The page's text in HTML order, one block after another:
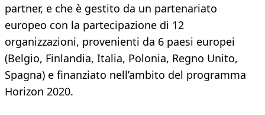
partner, e che è gestito da un partenariato
europeo con la partecipazione di 12
organizzazioni, provenienti da 6 paesi europei
(Belgio, Finlandia, Italia, Polonia, Regno Unito,
Spagna) e finanziato nell’ambito del programma
Horizon 2020.